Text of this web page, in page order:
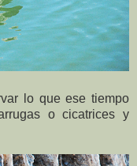
lo que ese tiempo
o cicatrices y